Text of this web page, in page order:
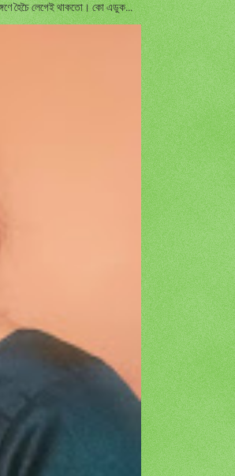
হৈচৈ লেগেই থাকতো। কো এডুক...